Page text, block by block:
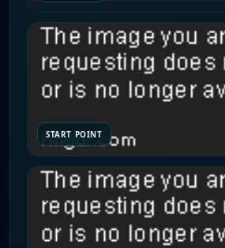
START POINT